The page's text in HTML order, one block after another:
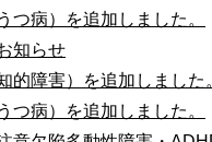
つ病）を追加しました。
知らせ
的障害）を追加しました
つ病）を追加しました。